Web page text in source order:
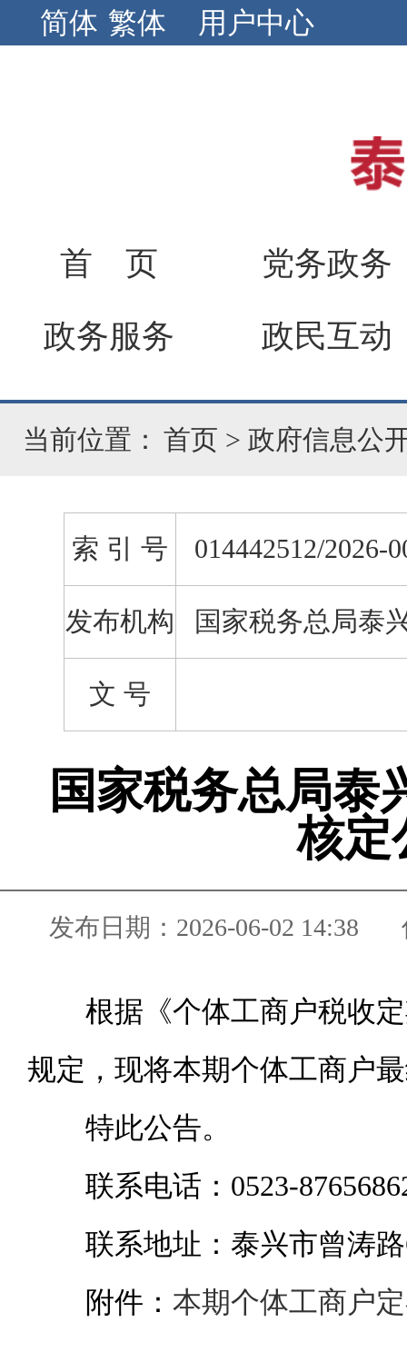
简体 繁体 用户中心
首 页
党务政务
政务服务
政民互动
当前位置： 首页 > 政府信息公
索 引 号 014442512/2026-
发布机构 国家税务总局泰
文 号
国家税务总局泰
核定
发布日期：2026-06-02 14:38
根据《个体工商户税收
规定，现将本期个体工商户
特此公告。
联系电话：0523-
联系地址：泰兴市曾涛
附件： 本期个体工商户